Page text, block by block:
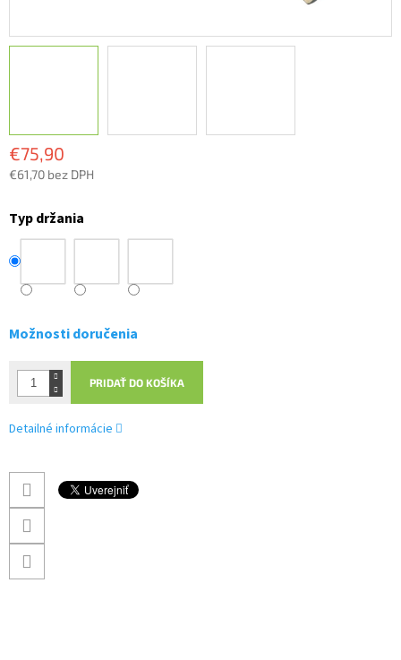
€75,90
€61,70 bez DPH
cena:
Typ držania
Možnosti doručenia
PRIDAŤ DO KOŠÍKA
Detailné informácie